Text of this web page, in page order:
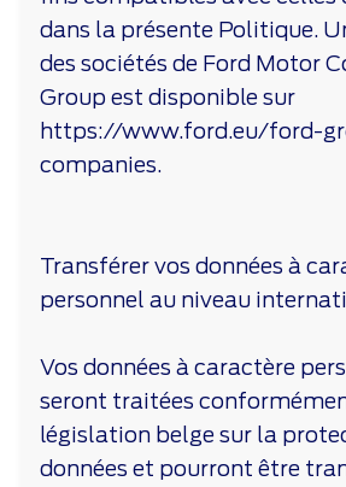
dans la présente Politique.
des sociétés de Ford Motor
Group est disponible sur
https://www.ford.eu/ford-
companies.
Transférer vos données à
personnel au niveau
Vos données à caractère
seront traitées
législation belge sur la
données et pourront être